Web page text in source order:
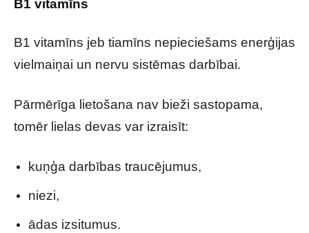
B1 vitamīns
B1 vitamīns jeb tiamīns nepieciešams enerģijas
vielmaiņai un nervu sistēmas darbībai.
Pārmērīga lietošana nav bieži sastopama,
tomēr lielas devas var izraisīt:
kuņģa darbības traucējumus,
niezi,
ādas izsitumus.